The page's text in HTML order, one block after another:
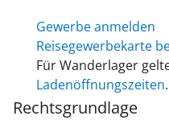
Gewerbe anmelden
Reisegewerbekarte
Für Wanderlager
Ladenöffnungszeiten.
Rechtsgrundlage